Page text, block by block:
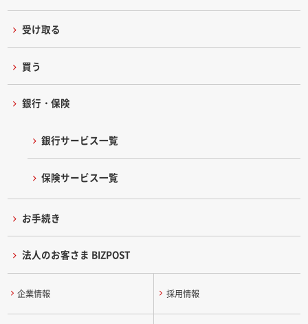
受け取る
買う
銀行・保険
銀行サービス一覧
保険サービス一覧
お手続き
法人のお客さま BIZPOST
企業情報 採用情報